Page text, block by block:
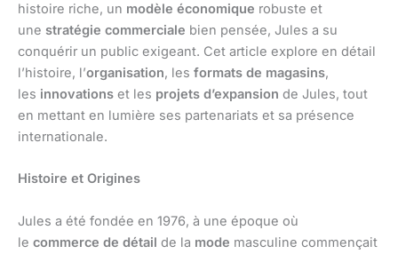
histoire riche, un modèle économique robuste et
une stratégie commerciale bien pensée, Jules a su
conquérir un public exigeant. Cet article explore en détail
l’histoire, l’organisation, les formats de magasins,
les innovations et les projets d’expansion de Jules, tout
en mettant en lumière ses partenariats et sa présence
internationale.
Histoire et Origines
Jules a été fondée en 1976, à une époque où
le commerce de détail de la mode masculine commençait